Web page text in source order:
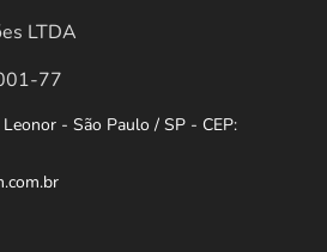
LTDA
77
- São Paulo / SP - CEP: